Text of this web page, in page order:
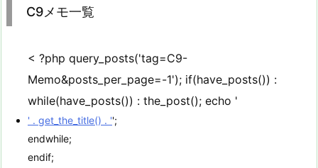
C9メモ一覧
< ?php query_posts('tag=C9-
Memo&posts_per_page=-1'); if(have_posts()) :
while(have_posts()) : the_post(); echo '
' . get_the_title() . '';
endwhile;
endif;